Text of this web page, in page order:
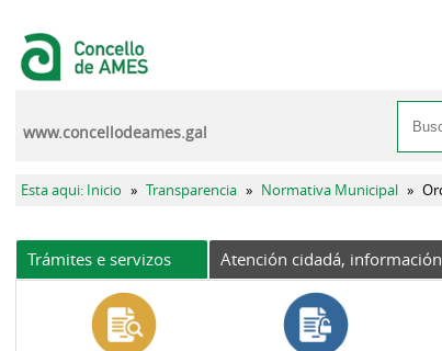
www.concellodeames.gal
Vostede está aquí
Esta aqui: Inicio » Transparencia » Normativa Municipal »
Trámites e servizos Atención cidadá,